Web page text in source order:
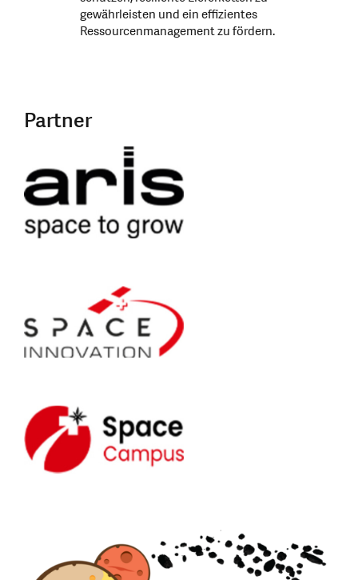
gewährleisten und ein effizientes
Ressourcenmanagement zu fördern.
Partner